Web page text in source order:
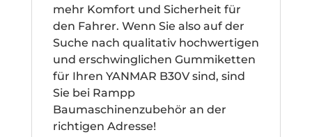
mehr Komfort und Sicherheit für
den Fahrer. Wenn Sie also auf der
Suche nach qualitativ hochwertigen
und erschwinglichen Gummiketten
für Ihren YANMAR B30V sind, sind
Sie bei Rampp
Baumaschinenzubehör an der
richtigen Adresse!